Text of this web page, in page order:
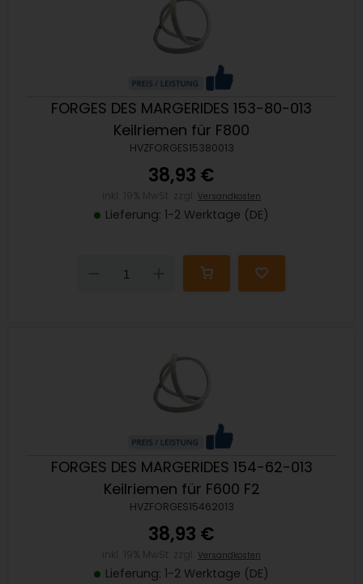
FORGES DES MARGERIDES 153-80-013
Keilriemen für F800
HVZFORGES15380013
38,93 €
Versandkosten
Lieferung: 1-2 Werktage (DE)
Down
FORGES DES MARGERIDES 154-62-013
Keilriemen für F600 F2
HVZFORGES15462013
38,93 €
Versandkosten
Lieferung: 1-2 Werktage (DE)